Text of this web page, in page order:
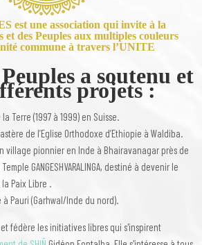
est une association qui invite à la
et des Peuples aux multiples couleurs
commune à travers l’UNITE
a soutenu et
projets :
Terre (1997 à 1999) en Suisse.
de l’Eglise Orthodoxe d’Ethiopie à Waldiba.
village pionnier en Inde à Bhairavanagar près de
GANGESHVARALINGA, destiné à devenir le
Paix Libre .
à Pauri (Garhwal/Inde du nord).
fédère les initiatives libres qui s'inspirent